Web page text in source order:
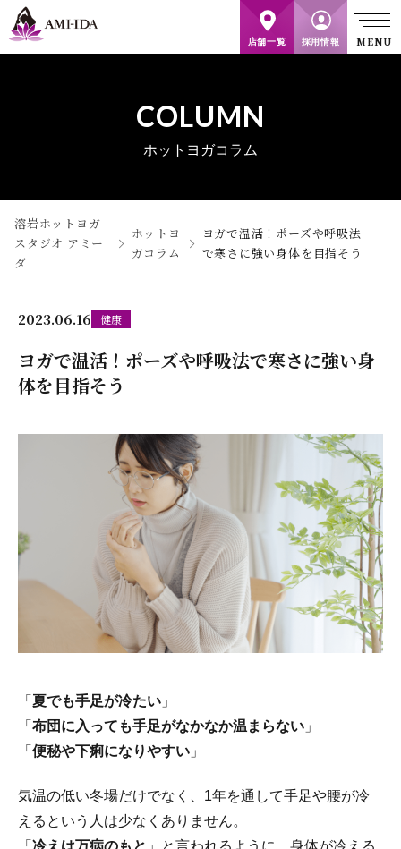
店舗一覧 採用情報
COLUMN
ホットヨガコラム
溶岩ホットヨガ
スタジオ アミー
ダ
ホットヨ
ガコラム
ヨガで温活！ポーズや呼吸法
で寒さに強い身体を目指そう
2023.06.16 健康
ヨガで温活！ポーズや呼吸法で寒さに強い身
体を目指そう
「 夏でも手足が冷たい 」
「 布団に入っても手足がなかなか温まらない 」
「 便秘や下痢になりやすい 」
気温の低い冬場だけでなく、1年を通して手足や腰が冷
えるという人は少なくありません。
「 冷えは万病のもと 」と言われるように、身体が冷える